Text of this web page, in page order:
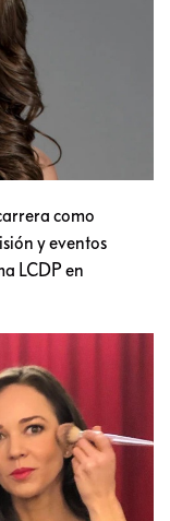
como
y eventos
LCDP en